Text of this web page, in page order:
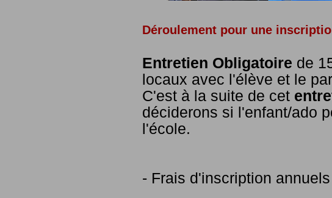
Déroulement pour une
Entretien Obligatoire de
locaux avec l'élève et le
C'est à la suite de cet
déciderons si l'enfant/ado
l'école.
- Frais d'inscription